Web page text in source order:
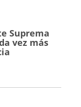
Suprema
vez más